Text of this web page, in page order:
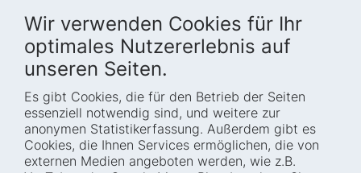
Wir verwenden Cookies für Ihr
optimales Nutzererlebnis auf
unseren Seiten.
Es gibt Cookies, die für den Betrieb der Seiten
essenziell notwendig sind, und weitere zur
anonymen Statistikerfassung. Außerdem gibt es
Cookies, die Ihnen Services ermöglichen, die von
externen Medien angeboten werden, wie z.B.
Startseite
Wer wir sind
Wie wir arbeiten
Blog
Presse
Termine